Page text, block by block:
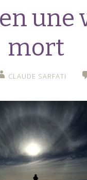
une
mort
CLAUDE SARFATI